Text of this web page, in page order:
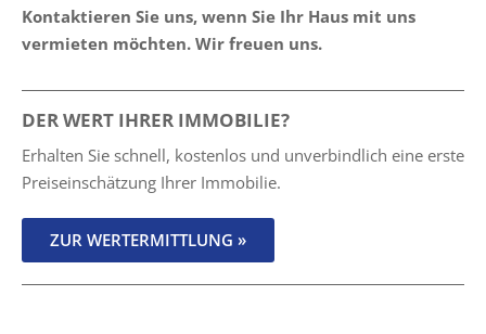
Kontaktieren Sie uns, wenn Sie Ihr Haus mit uns
vermieten möchten. Wir freuen uns.
DER WERT IHRER IMMOBILIE?
Erhalten Sie schnell, kostenlos und unverbindlich eine erste
Preiseinschätzung Ihrer Immobilie.
ZUR WERTERMITTLUNG »